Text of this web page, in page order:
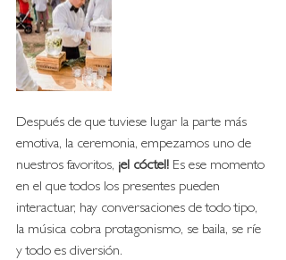
Después de que tuviese lugar la parte más
emotiva, la ceremonia, empezamos uno de
nuestros favoritos, ¡el cóctel! Es ese momento
en el que todos los presentes pueden
interactuar, hay conversaciones de todo tipo,
la música cobra protagonismo, se baila, se ríe
y todo es diversión.